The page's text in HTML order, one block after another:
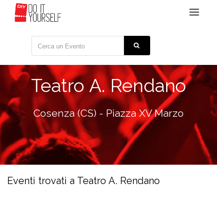
Toggle
Teatro A. Rendano
Cosenza (CS) - Piazza XV Marzo
Eventi trovati a Teatro A. Rendano